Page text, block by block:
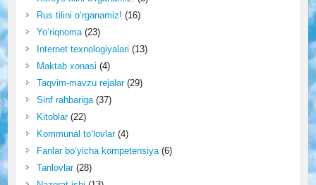
Rus tilini o‘rganamiz! (16)
Yo‘riqnoma(23)
Internet texnologiyalari (13)
Maktab xonasi (4)
Taqvim-mavzu rejalar(29)
Sinf rahbariga(37)
Kitoblar(22)
Kommunal to‘lovlar(4)
Fanlar bo‘yicha kompetensiya(6)
Tanlovlar(28)